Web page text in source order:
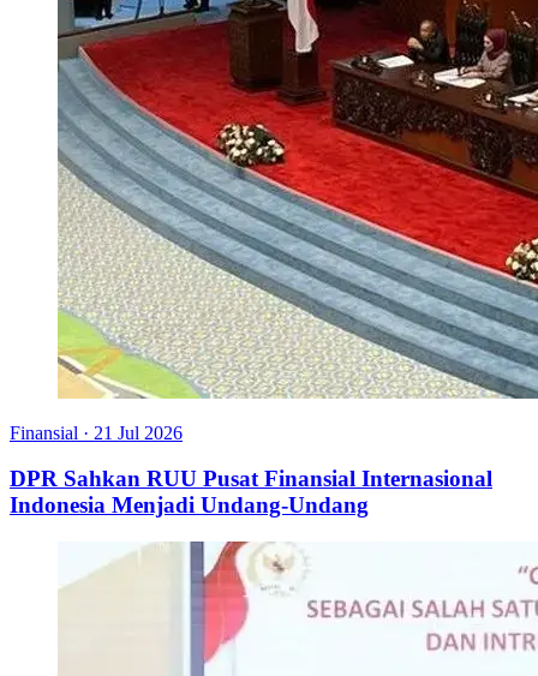
Finansial · 21 Jul 2026
DPR Sahkan RUU Pusat Finansial Internasional
Indonesia Menjadi Undang-Undang